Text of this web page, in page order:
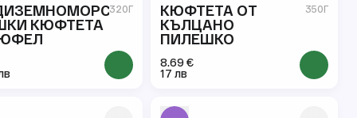
КЮФТЕТА
320Г
КЮФТЕТА ОТ
КЪЛЦАНО
ПИЛЕШКО
350Г
8.69 €
17 лв